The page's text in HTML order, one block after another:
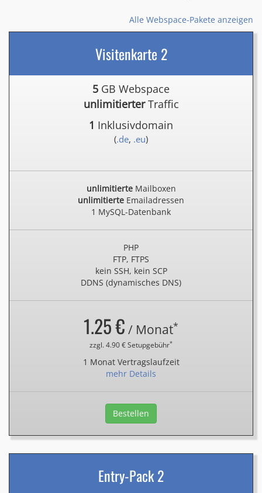
Alle Webspace-Pakete anzeigen
Visitenkarte 2
5 GB Webspace
unlimitierterTraffic
1 Inklusivdomain
(.de, .eu)
unlimitierteMailboxen
unlimitierte Emailadressen
1 MySQL-Datenbank
PHP
FTP, FTPS
kein SSH, kein SCP
DDNS (dynamisches DNS)
1.25 € / Monat*
zzgl. 4.90 € Setupgebühr*
1 Monat Vertragslaufzeit
mehr Details
Bestellen
Entry-Pack 2